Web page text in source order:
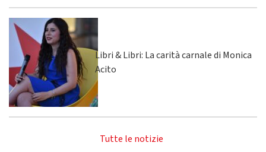
Libri & Libri: La carità carnale di Monica
Acito
Tutte le notizie